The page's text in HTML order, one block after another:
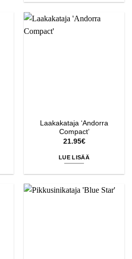
Laakakataja ‘Andorra
Compact’
21.95€
LUE LISÄÄ